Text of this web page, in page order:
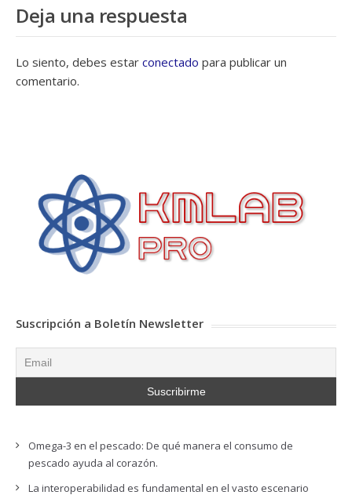
Deja una respuesta
Lo siento, debes estar conectado para publicar un
comentario.
Suscripción a Boletín Newsletter
Omega-3 en el pescado: De qué manera el consumo de
pescado ayuda al corazón.
La interoperabilidad es fundamental en el vasto escenario